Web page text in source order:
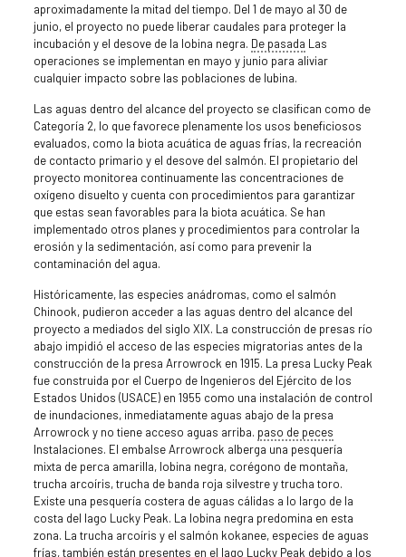
aproximadamente la mitad del tiempo. Del 1 de mayo al 30 de
junio, el proyecto no puede liberar caudales para proteger la
incubación y el desove de la lobina negra. De pasada Las
operaciones se implementan en mayo y junio para aliviar
cualquier impacto sobre las poblaciones de lubina.
Las aguas dentro del alcance del proyecto se clasifican como de
Categoría 2, lo que favorece plenamente los usos beneficiosos
evaluados, como la biota acuática de aguas frías, la recreación
de contacto primario y el desove del salmón. El propietario del
proyecto monitorea continuamente las concentraciones de
oxígeno disuelto y cuenta con procedimientos para garantizar
que estas sean favorables para la biota acuática. Se han
implementado otros planes y procedimientos para controlar la
erosión y la sedimentación, así como para prevenir la
contaminación del agua.
Históricamente, las especies anádromas, como el salmón
Chinook, pudieron acceder a las aguas dentro del alcance del
proyecto a mediados del siglo XIX. La construcción de presas río
abajo impidió el acceso de las especies migratorias antes de la
construcción de la presa Arrowrock en 1915. La presa Lucky Peak
fue construida por el Cuerpo de Ingenieros del Ejército de los
Estados Unidos (USACE) en 1955 como una instalación de control
de inundaciones, inmediatamente aguas abajo de la presa
Arrowrock y no tiene acceso aguas arriba. paso de peces
Instalaciones. El embalse Arrowrock alberga una pesquería
mixta de perca amarilla, lobina negra, corégono de montaña,
trucha arcoíris, trucha de banda roja silvestre y trucha toro.
Existe una pesquería costera de aguas cálidas a lo largo de la
costa del lago Lucky Peak. La lobina negra predomina en esta
zona. La trucha arcoíris y el salmón kokanee, especies de aguas
frías, también están presentes en el lago Lucky Peak debido a los